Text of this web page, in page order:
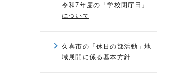
令和7年度の「学校閉庁日」
について
久喜市の「休日の部活動」地
域展開に係る基本方針